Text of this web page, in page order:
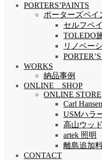
PORTERS’PAINTS
ポーターズペイ
セルフペ
TOLEDO
リノベー
WORKS
納品事例
ONLINE SHOP
ONLINE STORE
Carl
USMハラ
高山ウッ
artek 照明
離島追加
CONTACT